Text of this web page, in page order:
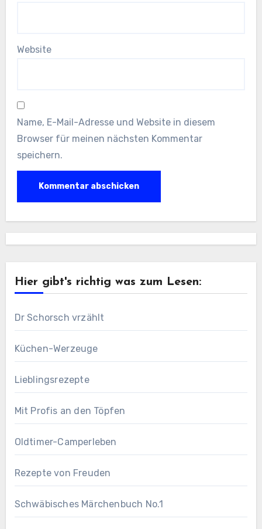
Website
Name, E-Mail-Adresse und Website in diesem
Browser für meinen nächsten Kommentar
speichern.
Hier gibt's richtig was zum Lesen:
Dr Schorsch vrzählt
Küchen-Werzeuge
Lieblingsrezepte
Mit Profis an den Töpfen
Oldtimer-Camperleben
Rezepte von Freuden
Schwäbisches Märchenbuch No.1